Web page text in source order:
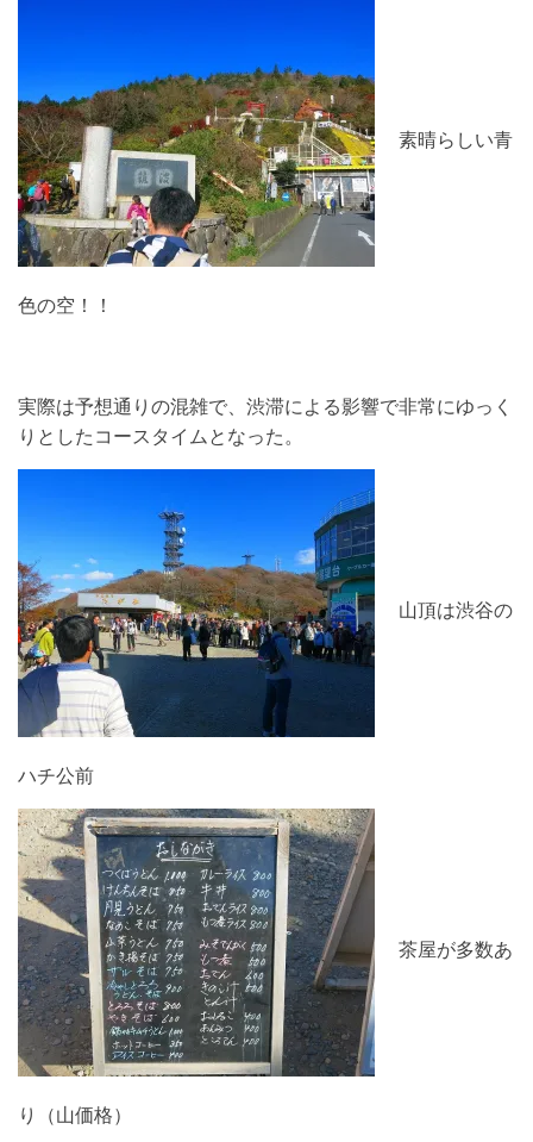
素晴らしい青
色の空！！
実際は予想通りの混雑で、渋滞による影響で非常にゆっく
りとしたコースタイムとなった。
山頂は渋谷の
ハチ公前
茶屋が多数あ
り（山価格）